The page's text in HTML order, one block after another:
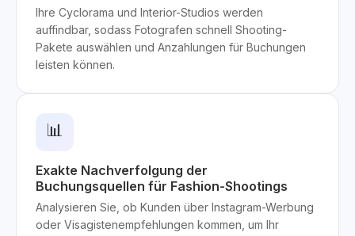
Ihre Cyclorama und Interior-Studios werden
auffindbar, sodass Fotografen schnell Shooting-
Pakete auswählen und Anzahlungen für Buchungen
leisten können.
📊
Exakte Nachverfolgung der
Buchungsquellen für Fashion-Shootings
Analysieren Sie, ob Kunden über Instagram-Werbung
oder Visagistenempfehlungen kommen, um Ihr